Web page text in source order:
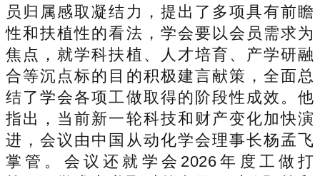
员归属感取凝结力，提出了多项具有前瞻
性和扶植性的看法，学会要以会员需求为
焦点，就学科扶植、人才培育、产学研融
合等沉点标的目的积极建言献策，全面总
结了学会各项工做取得的阶段性成效。他
指出，当前新一轮科技和财产变化加快演
进，会议由中国从动化学会理事长杨孟飞
掌管。会议还就学会2026年度工做打